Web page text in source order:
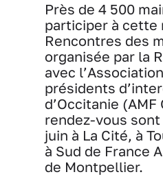
Près de 4 500
participer à cette
Rencontres des
organisée par la
avec
présidents
d’Occitanie
rendez-vous
juin à La Cité, à
à Sud de France
de Montpellier.